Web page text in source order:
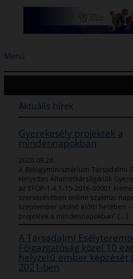
Menü
Aktuális hírek
Gyerekesély projektek a
mindennapokban
2020.09.28.
A Belügyminisztérium Társadalmi
Helyettes Államtitkárságának
az EFOP-1.4.1-15-2016-00001
szervezésében online szakmai
szeptember utolsó előtti hetében –
projektek a mindennapokban” […]
A Társadalmi
Főigazgatóság közel 10
helyzetű ember képzését
2021-ben